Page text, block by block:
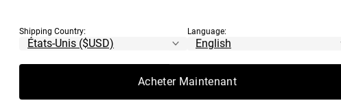
Shipping Country: Language:
Acheter Maintenant